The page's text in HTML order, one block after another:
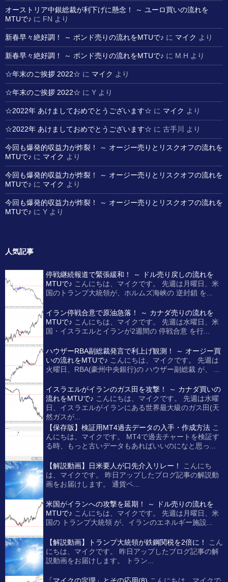
オーストリア中銀総裁が利下げに懸念！ ～ ユーロ買いの流れを
MTUで♪ に FN より
新春早々絶好調！ ～ ポンド売りの流れをMTUで♪ に マイク より
新春早々絶好調！ ～ ポンド売りの流れをMTUで♪ に M.H より
☆年末のご挨拶 2022☆ に マイク より
☆年末のご挨拶 2022☆ に Y より
☆2022年 あけましておめでとうございます☆ に マイク より
☆2022年 あけましておめでとうございます☆ に 古手川 より
今回も爆発的収益力が炸裂！ ～ オージー売りとリスクオフの流れを
MTUで♪ に マイク より
今回も爆発的収益力が炸裂！ ～ オージー売りとリスクオフの流れを
MTUで♪ に マイク より
今回も爆発的収益力が炸裂！ ～ オージー売りとリスクオフの流れを
MTUで♪ に Y より
人気記事
停戦継続報道で緊張緩和！ ～ ドル売り戻しの流れを
MTUで♪ こんにちは、マイクです。 先週は月曜日、米
国のトランプ大統領が、ホルムズ海峡の 逆封鎖 を...
イラン停戦合意で原油急落！ ～ カナダ売りの流れを
MTUで♪ こんにちは、マイクです。 先週は水曜日、米
国・イスラエルとイランが2週間の 停戦合意 を行...
ハウザーRBA副総裁発言で利上げ観測！ ～ オージー買
いの流れをMTUで♪ こんにちは、マイクです。 先週は
火曜日、RBA(豪州中央銀行)の ハウザー副総裁 が、 ...
イスラエルがイランのガス田を攻撃！ ～ カナダ買いの
流れをMTUで♪ こんにちは、マイクです。 先週は水曜
日、イスラエルがイランにある世界最大級のガス田(天
然ガスが...
【保存版】検証用MT4過去データの入手・作成方法 こ
んにちは、マイクです。 MT4で過去チャートを検証す
る時、もっと古いデータもあればいいのになと思っ...
【解説動画】日米要人が口先介入リレー！
こんにち
は、マイクです。 昨日アップしたブログ記事の解説動
画をお届けします。 通貨ペ...
米国がイランへの攻撃を延期！ ～ ドル売りの流れを
MTUで♪ こんにちは、マイクです。 先週は月曜日、米
国の トランプ大統領 が、イランのエネルギー施設...
【解説動画】トランプ大統領が鉄鋼関税を2倍に！
こん
にちは、マイクです。 昨日アップしたブログ記事の解
説動画をお届けします。 トラン...